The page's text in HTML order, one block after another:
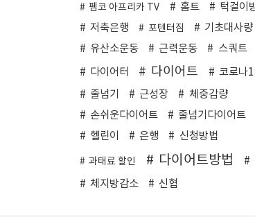
펨코 아프리카 TV 홈트
턱걸이
저축은행
포텐터짐
기초대사량
유산소운동
근력운동
스쿼트
다이어터
다이어트
코로나
줄넘기
근성장
체중감량
손쉬운다이어트
줄넘기다이어트
헬린이
은행 신청방법
과태료 할인 다이어트방법
체지방감소
신협